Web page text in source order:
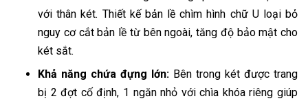
với thân két. Thiết kế bản lề chìm hình chữ U loại bỏ
nguy cơ cắt bản lề từ bên ngoài, tăng độ bảo mật cho
két sắt.
Khả năng chứa đựng lớn: Bên trong két được trang
bị 2 đợt cố định, 1 ngăn nhỏ với chìa khóa riêng giúp